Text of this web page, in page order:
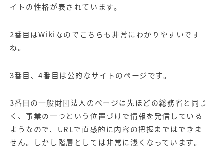
イトの性格が表されています。
2番目はWikiなのでこちらも非常にわかりやすいです
ね。
3番目、4番目は公的なサイトのページです。
3番目の一般財団法人のページは先ほどの総務省と同じ
く、事業の一つという位置づけで情報を発信している
ようなので、URLで直感的に内容の把握まではできま
せん。しかし階層としては非常に浅くなっています。